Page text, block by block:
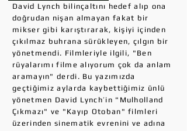
David Lynch bilinçaltını hedef alıp ona
doğrudan nişan almayan fakat bir
mikser gibi karıştırarak, kişiyi içinden
çıkılmaz buhrana sürükleyen, çılgın bir
yönetmendi. Filmleriyle ilgili, "Ben
rüyalarımı filme alıyorum çok da anlam
aramayın" derdi. Bu yazımızda
geçtiğimiz aylarda kaybettiğimiz ünlü
yönetmen David Lynch’in "Mulholland
Çıkmazı" ve "Kayıp Otoban" filmleri
üzerinden sinematik evrenini ve adına